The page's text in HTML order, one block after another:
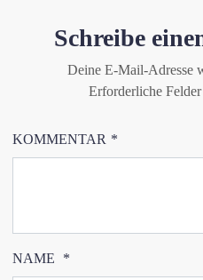
Schreibe
Deine E-Mail-Adresse
Erforderliche
KOMMENTAR *
NAME *